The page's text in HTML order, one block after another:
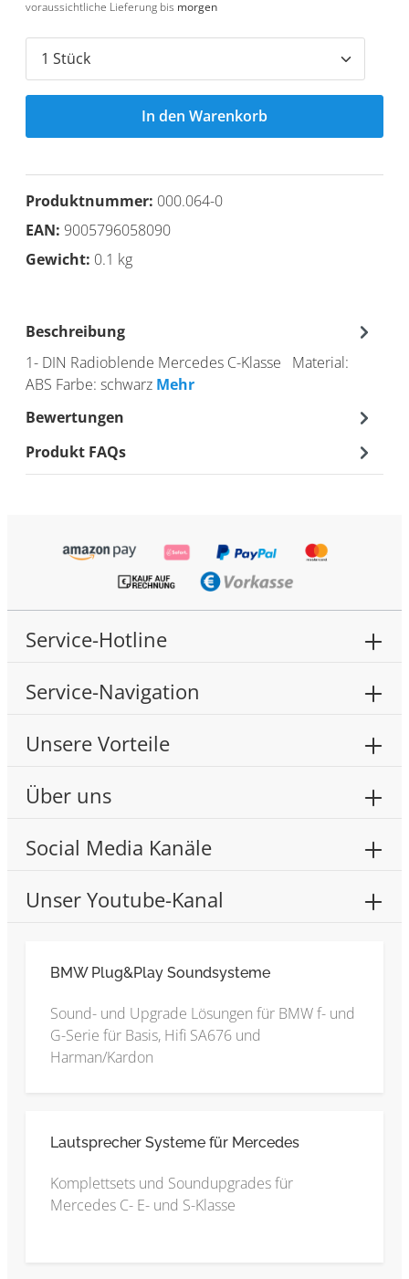
voraussichtliche Lieferung bis morgen
In den Warenkorb
Produktnummer: 000.064-0
EAN: 9005796058090
Gewicht: 0.1 kg
Beschreibung
1- DIN Radioblende Mercedes C-Klasse Material:
ABS Farbe: schwarz Mehr
Bewertungen
Produkt FAQs
Service-Hotline
Service-Navigation
Unsere Vorteile
Über uns
Social Media Kanäle
Unser Youtube-Kanal
BMW Plug&Play Soundsysteme
Sound- und Upgrade Lösungen für BMW f- und
G-Serie für Basis, Hifi SA676 und
Harman/Kardon
Lautsprecher Systeme für Mercedes
Komplettsets und Soundupgrades für
Mercedes C- E- und S-Klasse